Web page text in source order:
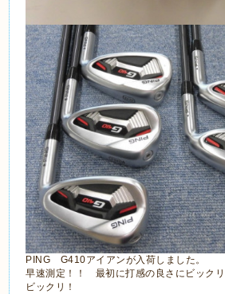
PING G410アイアンが入荷しました。
早速測定！！ 最初に打感の良さにビック
ビックリ！